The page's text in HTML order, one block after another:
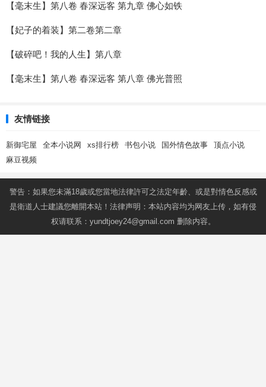
【毫末生】第八卷 春深远客 第九章 佛心如铁
【妃子的着装】第二卷第二章
【破碎吧！我的人生】第八章
【毫末生】第八卷 春深远客 第八章 佛光普照
友情链接
新御宅屋 全本小说网 xs排行榜 书包小说 国外情色故事
顶点小说
麻豆视频
警告：如果您未滿18歲或您當地法律許可之法定年齡、或是對情色反感或
是衛道人士建議您離開本站！法律声明：本站内容均为网友上传，如有侵
权请联系： yundtjoey24@gmail.com 删除内容。